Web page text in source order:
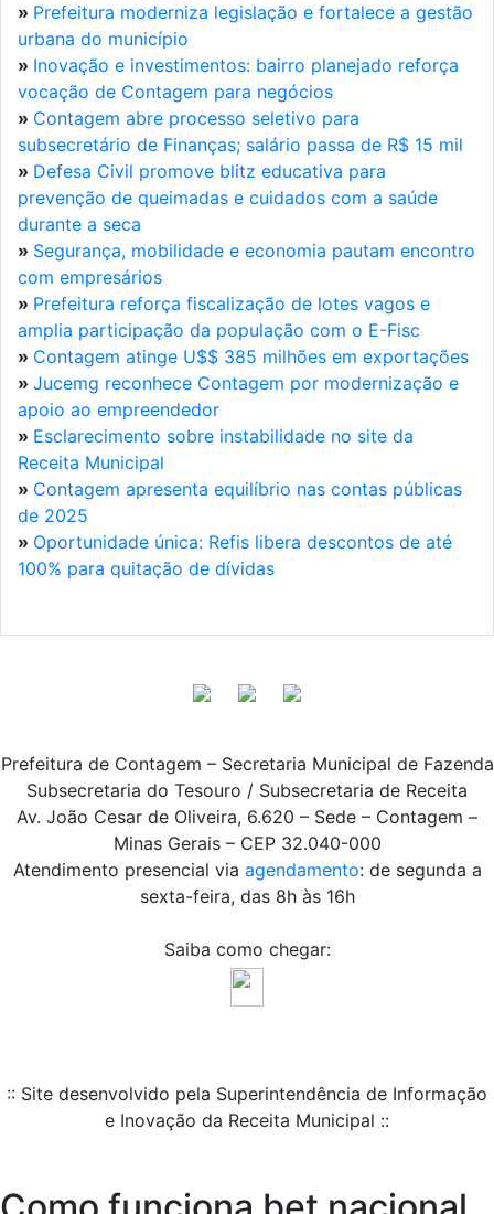
» Prefeitura moderniza legislação e fortalece a gestão
urbana do município
» Inovação e investimentos: bairro planejado reforça
vocação de Contagem para negócios
» Contagem abre processo seletivo para
subsecretário de Finanças; salário passa de R$ 15 mil
» Defesa Civil promove blitz educativa para
prevenção de queimadas e cuidados com a saúde
durante a seca
» Segurança, mobilidade e economia pautam encontro
com empresários
» Prefeitura reforça fiscalização de lotes vagos e
amplia participação da população com o E-Fisc
» Contagem atinge U$$ 385 milhões em exportações
» Jucemg reconhece Contagem por modernização e
apoio ao empreendedor
» Esclarecimento sobre instabilidade no site da
Receita Municipal
» Contagem apresenta equilíbrio nas contas públicas
de 2025
» Oportunidade única: Refis libera descontos de até
100% para quitação de dívidas
Prefeitura de Contagem – Secretaria Municipal de Fazenda
Subsecretaria do Tesouro / Subsecretaria de Receita
Av. João Cesar de Oliveira, 6.620 – Sede – Contagem –
Minas Gerais – CEP 32.040-000
Atendimento presencial via agendamento: de segunda a
sexta-feira, das 8h às 16h
Saiba como chegar:
:: Site desenvolvido pela Superintendência de Informação
e Inovação da Receita Municipal ::